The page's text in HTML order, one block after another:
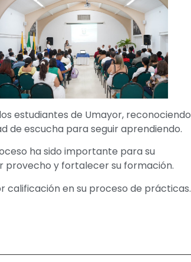
estudiantes de Umayor, reconociendo
de escucha para seguir aprendiendo.
ha sido importante para su
provecho y fortalecer su formación.
calificación en su proceso de prácticas.